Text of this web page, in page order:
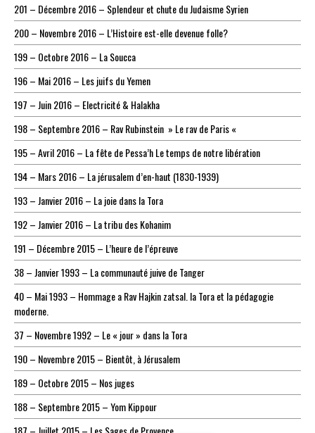
201 – Décembre 2016 – Splendeur et chute du Judaisme Syrien
200 – Novembre 2016 – L’Histoire est-elle devenue folle?
199 – Octobre 2016 – La Soucca
196 – Mai 2016 – Les juifs du Yemen
197 – Juin 2016 – Electricité & Halakha
198 – Septembre 2016 – Rav Rubinstein » Le rav de Paris «
195 – Avril 2016 – La fête de Pessa’h Le temps de notre libération
194 – Mars 2016 – La jérusalem d’en-haut (1830-1939)
193 – Janvier 2016 – La joie dans la Tora
192 – Janvier 2016 – La tribu des Kohanim
191 – Décembre 2015 – L’heure de l’épreuve
38 – Janvier 1993 – La communauté juive de Tanger
40 – Mai 1993 – Hommage a Rav Hajkin zatsal. la Tora et la pédagogie
moderne.
37 – Novembre 1992 – Le « jour » dans la Tora
190 – Novembre 2015 – Bientôt, à Jérusalem
189 – Octobre 2015 – Nos juges
188 – Septembre 2015 – Yom Kippour